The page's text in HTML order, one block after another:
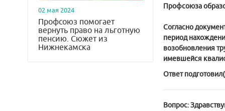
02 мая 2024
Профсоюз помогает
вернуть право на льготную
пенсию. Сюжет из
Нижнекамска
Профсоюза
Согласно
период
возобновления
имевшейся
Ответ
Вопрос: